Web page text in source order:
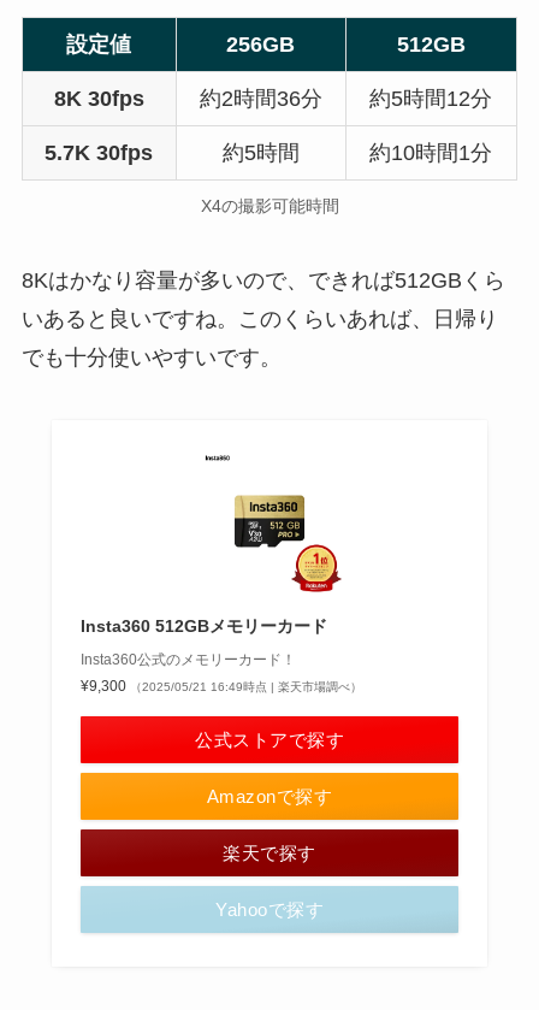
設定値 256GB 512GB
8K 30fps 約2時間36分 約5時間12分
5.7K 30fps 約5時間 約10時間1分
X4の撮影可能時間
8Kはかなり容量が多いので、できれば512GBくら
いあると良いですね。このくらいあれば、日帰り
でも十分使いやすいです。
Insta360 512GBメモリーカード
Insta360公式のメモリーカード！
¥9,300
（2025/05/21 16:49時点 | 楽天市場調べ）
Amazonで探す
楽天で探す
Yahooで探す
公式ストアで探す